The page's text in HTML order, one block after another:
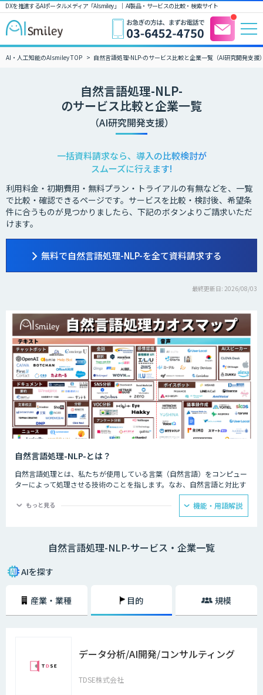
DXを推進するAIポータルメディア「AIsmiley」｜ AI製品・サービスの比較・検索サイト
AI・人工知能のAIsmiley TOP 自然言語処理-NLP-のサービス比較と企業一覧（AI研究開発支援
自然言語処理-NLP-
のサービス比較と企業一覧
（AI研究開発支援）
一括資料請求なら、導入の比較検討が
スムーズに行えます!
利用料金・初期費用・無料プラン・トライアルの有無などを、一覧
で比較・確認できるページです。サービスを比較・検討後、希望条
件に合うものが見つかりましたら、下記のボタンよりご請求いただ
けます。
無料で自然言語処理-NLP-を全て資料請求する
最終更新日: 2026/08/03
自然言語処理-NLP-とは？
自然言語処理とは、私たちが使用している言葉（自然言語）をコンピュー
ターによって処理させる技術のことを指します。なお、自然言語と対比す
る言葉として挙げられるのが人工言語です。人工言語は一般的に「プログ
ラミング言語」といわれているのですが、これら2つの言語の大きな違い
合、「目が黒くて、大きな猫」「目の大きな、黒い猫」という2通りの解
特徴といえます。
ログラミング言語は、コンピューターの制御を確実に行うためのプログラ
自然言語処理の工程は、４つの解析技術からなります。
形態素解析
もっと見る 機能・用語解説
自然言語処理-NLP-サービス・企業一覧
AIを探す
産業・業種 目的 規模
データ分析/AI開発/コンサルティング
TDSE株式会社